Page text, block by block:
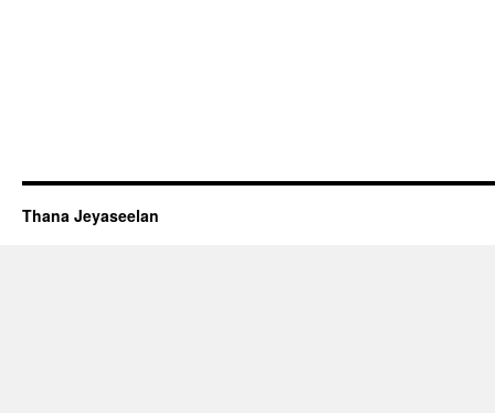
Thana Jeyaseelan